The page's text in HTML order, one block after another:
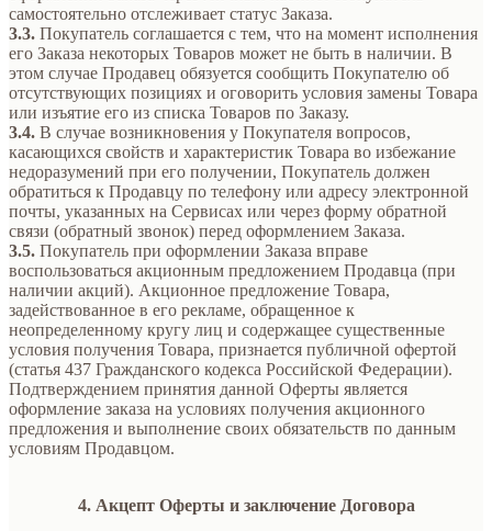
самостоятельно отслеживает статус Заказа.
3.3. Покупатель соглашается с тем, что на момент исполнения
его Заказа некоторых Товаров может не быть в наличии. В
этом случае Продавец обязуется сообщить Покупателю об
отсутствующих позициях и оговорить условия замены Товара
или изъятие его из списка Товаров по Заказу.
3.4. В случае возникновения у Покупателя вопросов,
касающихся свойств и характеристик Товара во избежание
недоразумений при его получении, Покупатель должен
обратиться к Продавцу по телефону или адресу электронной
почты, указанных на Сервисах или через форму обратной
связи (обратный звонок) перед оформлением Заказа.
3.5. Покупатель при оформлении Заказа вправе
воспользоваться акционным предложением Продавца (при
наличии акций). Акционное предложение Товара,
задействованное в его рекламе, обращенное к
неопределенному кругу лиц и содержащее существенные
условия получения Товара, признается публичной офертой
(статья 437 Гражданского кодекса Российской Федерации).
Подтверждением принятия данной Оферты является
оформление заказа на условиях получения акционного
предложения и выполнение своих обязательств по данным
условиям Продавцом.
4. Акцепт Оферты и заключение Договора